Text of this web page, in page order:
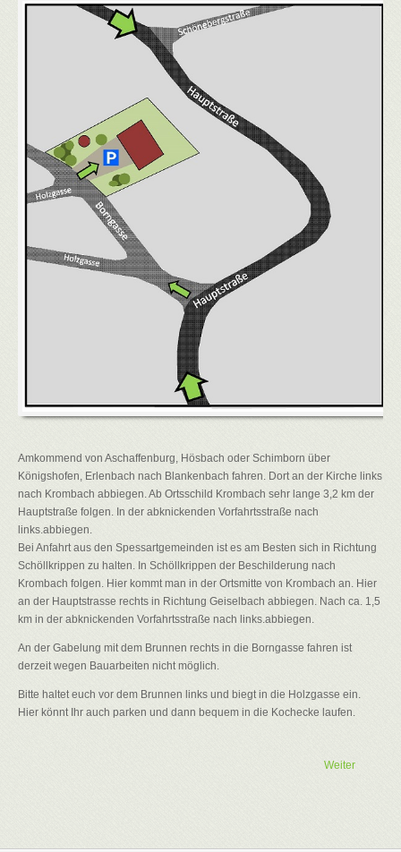
Amkommend von Aschaffenburg, Hösbach oder Schimborn über
Königshofen, Erlenbach nach Blankenbach fahren. Dort an der Kirche links
nach Krombach abbiegen. Ab Ortsschild Krombach sehr lange 3,2 km der
Hauptstraße folgen. In der abknickenden Vorfahrtsstraße nach
links.abbiegen.
Bei Anfahrt aus den Spessartgemeinden ist es am Besten sich in Richtung
Schöllkrippen zu halten. In Schöllkrippen der Beschilderung nach
Krombach folgen. Hier kommt man in der Ortsmitte von Krombach an. Hier
an der Hauptstrasse rechts in Richtung Geiselbach abbiegen. Nach ca. 1,5
km in der abknickenden Vorfahrtsstraße nach links.abbiegen.
An der Gabelung mit dem Brunnen rechts in die Borngasse fahren ist
derzeit wegen Bauarbeiten nicht möglich.
Bitte haltet euch vor dem Brunnen links und biegt in die Holzgasse ein.
Hier könnt Ihr auch parken und dann bequem in die Kochecke laufen.
Weiter